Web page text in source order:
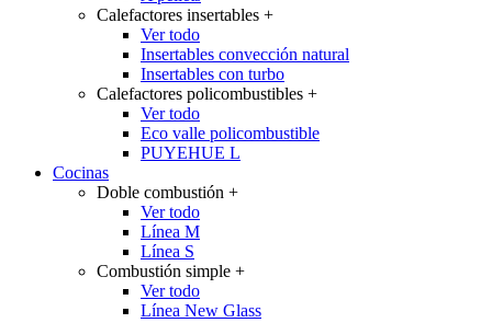
Calefactores insertables +
Ver todo
Insertables convección natural
Insertables con turbo
Calefactores policombustibles +
Ver todo
Eco valle policombustible
PUYEHUE L
Cocinas
Doble combustión +
Ver todo
Línea M
Línea S
Combustión simple +
Ver todo
Línea New Glass